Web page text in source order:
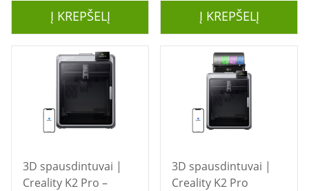
Į KREPŠELĮ Į KREPŠELĮ
3D spausdintuvai |
Creality K2 Pro –
3D spausdintuvai |
Creality K2 Pro